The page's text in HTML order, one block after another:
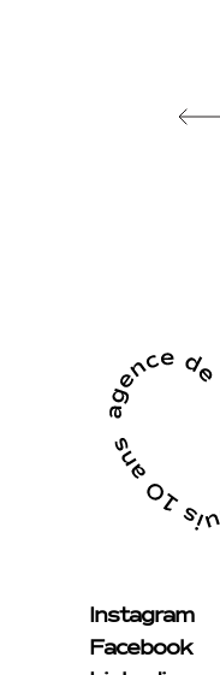
Instagram
Facebook